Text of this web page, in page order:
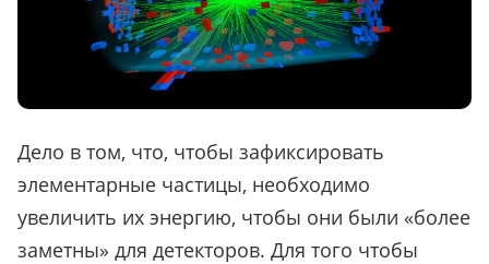
Дело в том, что, чтобы зафиксировать
элементарные частицы, необходимо
увеличить их энергию, чтобы они были «более
заметны» для детекторов. Для того чтобы